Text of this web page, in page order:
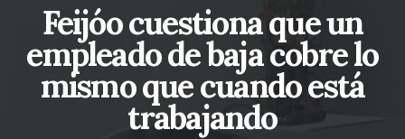
Feijóo cuestiona que un
empleado de baja cobre lo
mismo que cuando está
trabajando